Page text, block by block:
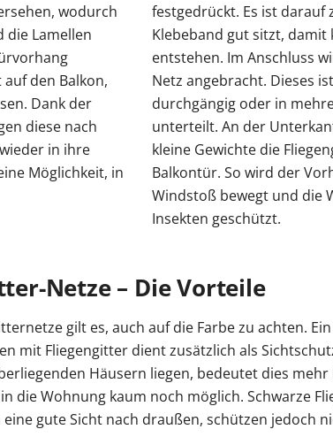
wodurch
die Lamellen
den Balkon,
Dank der
diese nach
in ihre
Möglichkeit, in
festgedrückt. Es ist darauf
Klebeband gut sitzt, damit
entstehen. Im Anschluss
Netz angebracht. Dieses
durchgängig oder in
unterteilt. An der
kleine Gewichte die
Balkontür. So wird der
Windstoß bewegt und die
Insekten geschützt.
Netze – Die Vorteile
gilt es, auch auf die Farbe zu achten.
mit Fliegengitter dient zusätzlich als
Häusern liegen, bedeutet dies
die Wohnung kaum noch möglich. Schwarze
gute Sicht nach draußen, schützen jedoch